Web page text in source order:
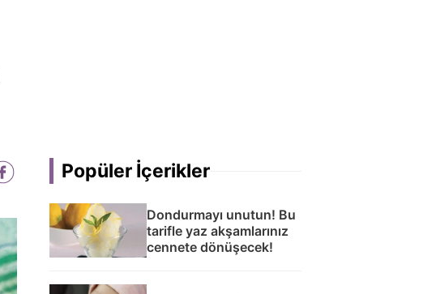
Popüler İçerikler
Dondurmayı unutun! Bu
tarifle yaz akşamlarınız
cennete dönüşecek!